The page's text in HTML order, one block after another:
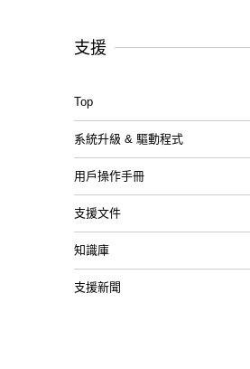
支援
Top
系統升級 & 驅動程式
用戶操作手冊
支援文件
知識庫
支援新聞